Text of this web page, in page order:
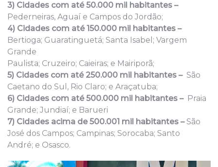
3) Cidades com até 50.000 mil habitantes –
Pederneiras, Aguaí e Campos do Jordão;
4) Cidades com até 150.000 mil habitantes –
Bertioga; Guaratinguetá; Santa Isabel; Vargem
Grande
Paulista; Cruzeiro; Caieiras; e Mairiporã;
5) Cidades com até 250.000 mil habitantes –São
Caetano do Sul, Rio Claro; e Araçatuba;
6) Cidades com até 500.000 mil habitantes –Praia
Grande; Jundiaí; e Barueri
7) Cidades acima de 500.001 mil habitantes –São
José dos Campos; Campinas; Sorocaba; Santo
André; e Osasco.